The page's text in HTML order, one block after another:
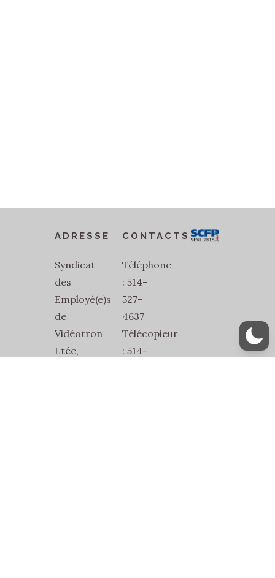
ADRESSE
Syndicat
des
Employé(e)s
de
Vidéotron
Ltée,
CONTACTS
Téléphone
: 514-
527-
4637
Télécopieur
: 514-